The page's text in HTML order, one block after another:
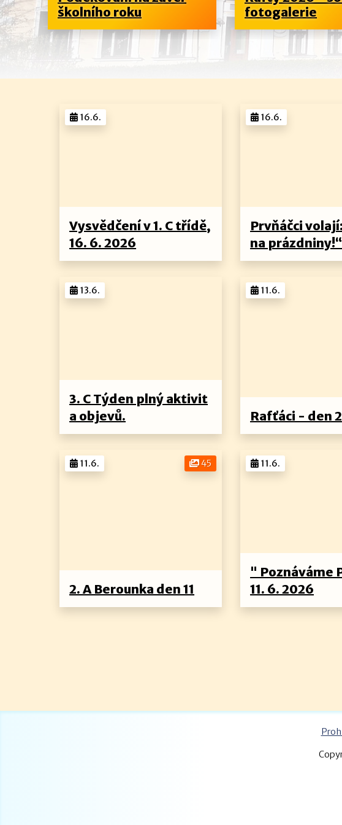
školního roku
fotogalerie
Vysvědčení v 1. C třídě,
16. 6. 2026
16.6.
Prvňáčci
na prázdniny!“
16.6.
3. C Týden plný aktivit
a objevů.
13.6.
Rafťáci - den 2
11.6.
2. A Berounka den 11
45
11.6.
" Poznáváme
11. 6. 2026
11.6.